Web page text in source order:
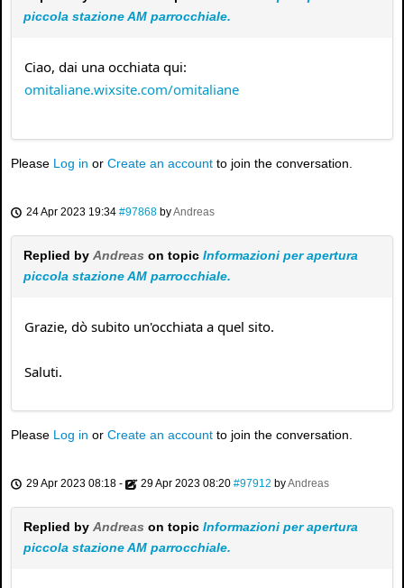
piccola stazione AM parrocchiale.
Ciao, dai una occhiata qui:
omitaliane.wixsite.com/omitaliane
Please Log in or Create an account to join the conversation.
24 Apr 2023 19:34 #97868 byAndreas
Replied by Andreas on topic Informazioni per apertura
piccola stazione AM parrocchiale.
Grazie, dò subito un'occhiata a quel sito.
Saluti.
Please Log in or Create an account to join the conversation.
29 Apr 2023 08:18 - 29 Apr 2023 08:20 #97912 byAndreas
Replied by Andreas on topic Informazioni per apertura
piccola stazione AM parrocchiale.